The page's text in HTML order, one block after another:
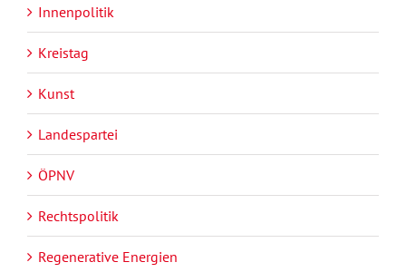
Innenpolitik
Kreistag
Kunst
Landespartei
ÖPNV
Rechtspolitik
Regenerative Energien